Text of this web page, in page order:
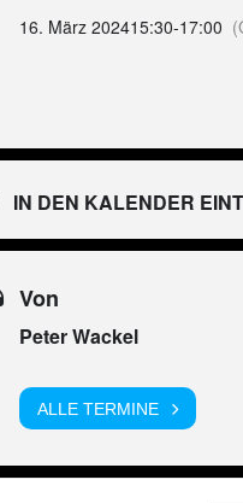
16. März 202415:30-17:00
IN DEN KALENDER
Von
Peter Wackel
ALLE TERMINE